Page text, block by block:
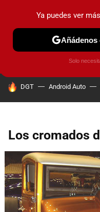
PRUEBAS COCHES
HOY SE HABLA DE
DGT Android Auto
Los cromados
Ya puedes ver
Añádenos
Solo